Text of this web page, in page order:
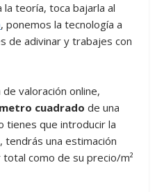
la teoría, toca bajarla al
, ponemos la tecnología a
de adivinar y trabajes con
valoración online,
cuadrado de una
tienes que introducir la
tendrás una estimación
como de su precio/m²